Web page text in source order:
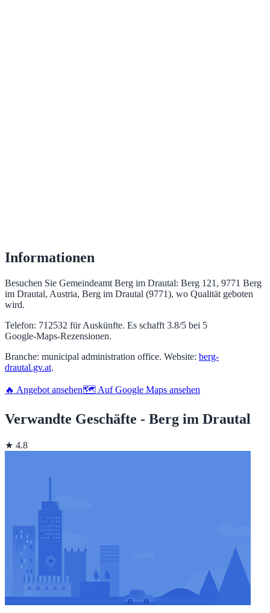
Informationen
Besuchen Sie Gemeindeamt Berg im Drautal: Berg 121, 9771 Berg
im Drautal, Austria, Berg im Drautal (9771), wo Qualität geboten
wird.
Telefon: 712532 für Auskünfte. Es schafft 3.8/5 bei 5
Google‑Maps‑Rezensionen.
Branche: municipal administration office. Website: berg-
drautal.gv.at.
🔥 Angebot ansehen🗺️ Auf Google Maps ansehen
Verwandte Geschäfte - Berg im Drautal
★ 4.8